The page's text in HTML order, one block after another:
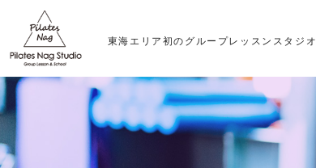
東海エリア初のグループレッスンスタジオ